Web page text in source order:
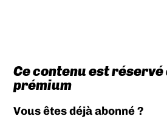
Ce contenu est réservé
prémium
Vous êtes déjà abonné ?